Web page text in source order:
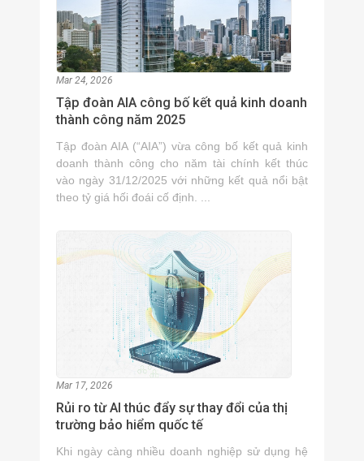
Mar 24, 2026
Tập đoàn AIA công bố kết quả kinh doanh
thành công năm 2025
Tập đoàn AIA (“AIA”) vừa công bố kết quả kinh
doanh thành công cho năm tài chính kết thúc
vào ngày 31/12/2025 với những kết quả nổi bật
theo tỷ giá hối đoái cố định. ...
Mar 17, 2026
Rủi ro từ AI thúc đẩy sự thay đổi của thị
trường bảo hiểm quốc tế
Khi ngày càng nhiều doanh nghiệp sử dụng hệ